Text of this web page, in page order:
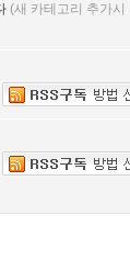
(새 카테고리 추가시